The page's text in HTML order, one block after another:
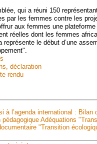
qui a réuni 150
par les femmes contre les
aux femmes une
réelles dont les femmes
représente le début d’une
déclaration
rendu
à l’agenda international : Bilan
pédagogique Adéquations
"Transition